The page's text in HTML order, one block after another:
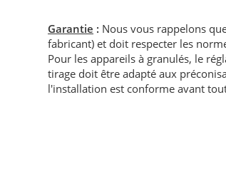
Garantie : Nous vous rappelons
fabricant) et doit respecter les
Pour les appareils à granulés, le
tirage doit être adapté aux
l'installation est conforme avant